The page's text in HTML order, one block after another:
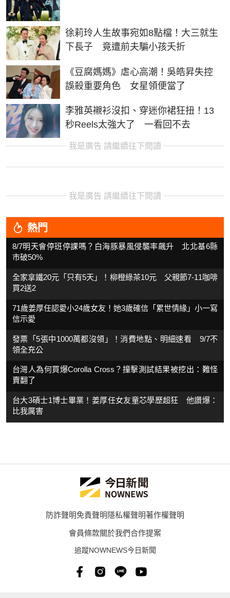
徐莉玲人生故事宛如8點檔！大三就生
下長子 竟遭前夫騙小孩夭折
《豆腐媽媽》虐心高潮！吳皓昇失控
誤殺重要角色 女星領便當了
李雅英襯衫沒扣、穿迷你裙狂扭！13
秒Reels太強大了 一看回不去
我是廣告 請繼續往下閱讀
我是廣告 請繼續往下閱讀
熱門
8/7明天會停班停課嗎？白海豚暴風侵襲率飆升 北北基6縣
市破50%
全家拿鐵20元「只有5天」！柳橙綠茶10元 父親節7-11咖啡
買2送2
71歲姜厚任認愛小24歲女友！她3歲確信「累世情緣」小一寫
信示愛
發票「5張中1000萬都沒領」！消費地點、明細速看 9/7不
領全充公
台灣人為何買爆Corolla Cross？撞擊測試結果被挖出：難怪
賣翻了
台大3碩士1博士畢業！姜厚任女友童芯學歷超狂 他讚爆：
比我厲害
防詐聲明免責聲明隱私權聲明著作權聲明
會員條款關於我們合作提案
追蹤NOWNEWS今日新聞